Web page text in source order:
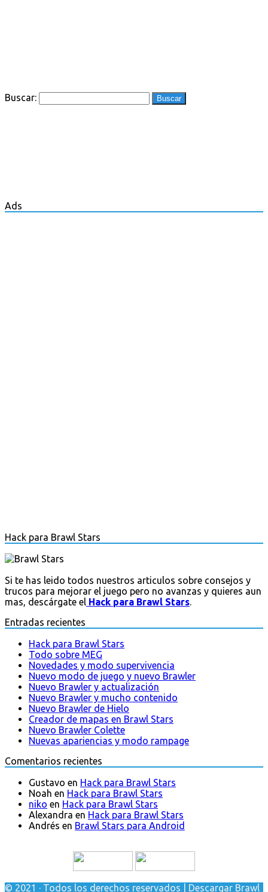
Buscar:
Ads
Hack para Brawl Stars
Si te has leido todos nuestros articulos sobre consejos y
trucos para mejorar el juego pero no avanzas y quieres aun
mas, descárgate el Hack para Brawl Stars.
Entradas recientes
Hack para Brawl Stars
Todo sobre MEG
Novedades y modo supervivencia
Nuevo modo de juego y nuevo Brawler
Nuevo Brawler y actualización
Nuevo Brawler y mucho contenido
Nuevo Brawler de Hielo
Creador de mapas en Brawl Stars
Nuevo Brawler Colette
Nuevas apariencias y modo rampage
Comentarios recientes
Gustavo en Hack para Brawl Stars
Noah en Hack para Brawl Stars
niko en Hack para Brawl Stars
Alexandra en Hack para Brawl Stars
Andrés en Brawl Stars para Android
© 2021 · Todos los derechos reservados | Descargar Brawl